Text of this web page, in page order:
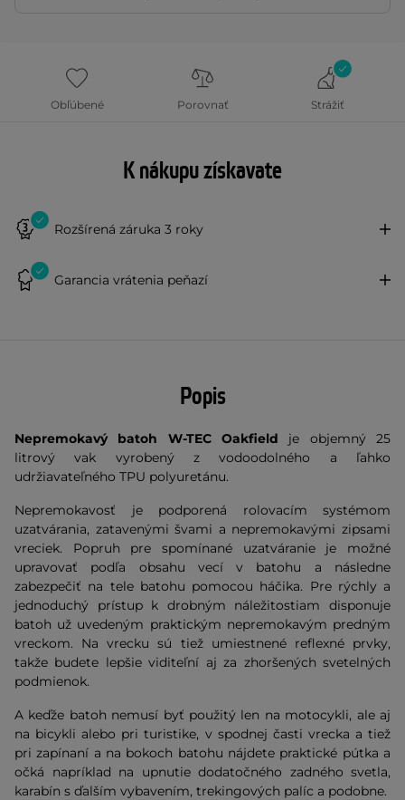
Obľúbené Porovnať Strážiť
K nákupu získavate
Rozšírená záruka 3 roky
Garancia vrátenia peňazí
Popis
Nepremokavý batoh W-TEC Oakfield je objemný 25
litrový vak vyrobený z vodoodolného a ľahko
udržiavateľného TPU polyuretánu.
Nepremokavosť je podporená rolovacím systémom
uzatvárania, zatavenými švami a nepremokavými zipsami
vreciek. Popruh pre spomínané uzatváranie je možné
upravovať podľa obsahu vecí v batohu a následne
zabezpečiť na tele batohu pomocou háčika. Pre rýchly a
jednoduchý prístup k drobným náležitostiam disponuje
batoh už uvedeným praktickým nepremokavým predným
vreckom. Na vrecku sú tiež umiestnené reflexné prvky,
takže budete lepšie viditeľní aj za zhoršených svetelných
podmienok.
A keďže batoh nemusí byť použitý len na motocykli, ale aj
na bicykli alebo pri turistike, v spodnej časti vrecka a tiež
pri zapínaní a na bokoch batohu nájdete praktické pútka a
očká napríklad na upnutie dodatočného zadného svetla,
karabín s ďalším vybavením, trekingových palíc a podobne.